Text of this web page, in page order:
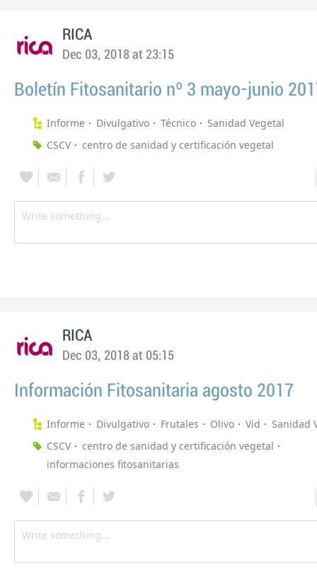
RICA
Dec 03, 2018 at 23:15
Boletín Fitosanitario nº 3 mayo-junio
Informe Divulgativo Técnico
Sanidad Vegetal
CSCV
centro de sanidad y certificación vegetal
RICA
Dec 03, 2018 at 05:15
Información Fitosanitaria agosto 2017
Informe Divulgativo Frutales Olivo Vid
Sanidad
CSCV
centro de sanidad y certificación vegetal
informaciones fitosanitarias